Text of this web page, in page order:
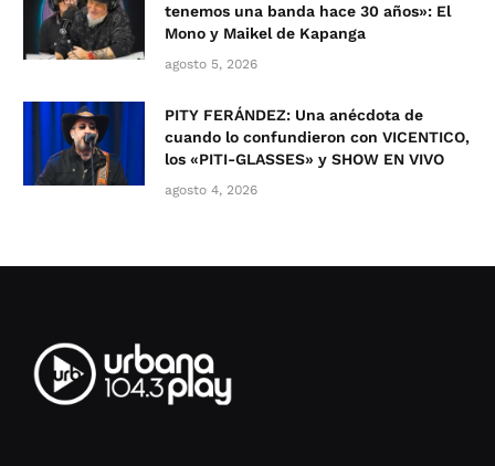
tenemos una banda hace 30 años»: El
Mono y Maikel de Kapanga
agosto 5, 2026
PITY FERÁNDEZ: Una anécdota de
cuando lo confundieron con VICENTICO,
los «PITI-GLASSES» y SHOW EN VIVO
agosto 4, 2026